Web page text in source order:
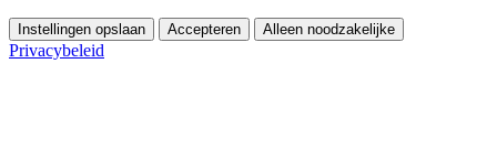
Instellingen opslaan Accepteren Alleen noodzakelijke
Privacybeleid